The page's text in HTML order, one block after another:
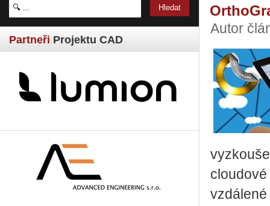
Partneři Projektu CAD
Autor